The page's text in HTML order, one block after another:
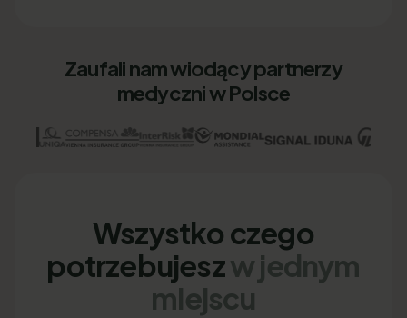
Zaufali nam wiodący partnerzy
medyczni w Polsce
Wszystko czego
potrzebujeszw jednym
miejscu